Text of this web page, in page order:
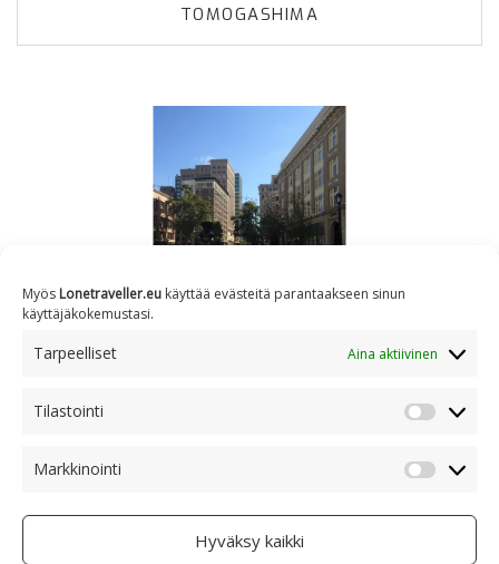
Myös Lonetraveller.eu käyttää evästeitä parantaakseen sinun
käyttäjäkokemustasi.
Tarpeelliset Aina aktiivinen
Tilastointi
Markkinointi
Hyväksy kaikki
TOMOGASHIMA